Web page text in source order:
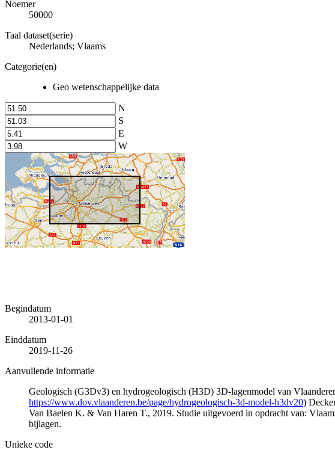
Noemer
50000
Taal dataset(serie)
Nederlands; Vlaams
Categorie(en)
Geo wetenschappelijke data
N
S
E
W
Begindatum
2013-01-01
Einddatum
2019-11-26
Aanvullende informatie
Geologisch (G3Dv3) en hydrogeologisch (H3D) 3D-lagenmodel van
https://www.dov.vlaanderen.be/page/hydrogeologisch-3d-model-h3dv20)
Van Baelen K. & Van Haren T., 2019. Studie uitgevoerd in opdracht van:
bijlagen.
Unieke code